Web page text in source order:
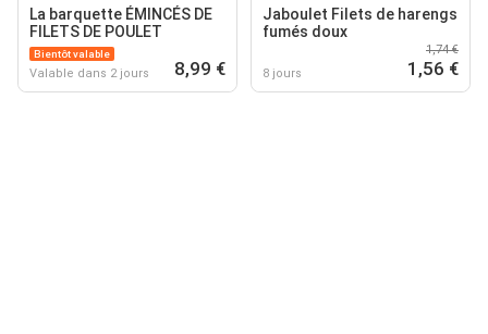
La barquette ÉMINCÉS DE
FILETS DE POULET
Bientôt valable
Valable dans 2 jours 8,99 €
Jaboulet Filets de harengs
fumés doux
8 jours
1,74 €
1,56 €